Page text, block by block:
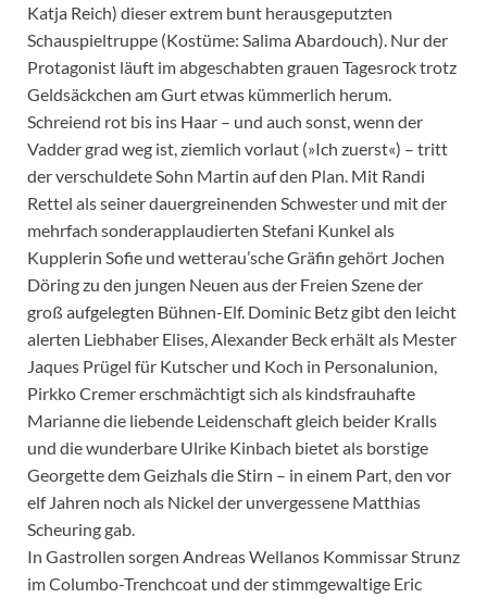
Katja Reich) dieser extrem bunt herausgeputzten
Schauspieltruppe (Kostüme: Salima Abardouch). Nur der
Protagonist läuft im abgeschabten grauen Tagesrock trotz
Geldsäckchen am Gurt etwas kümmerlich herum.
Schreiend rot bis ins Haar – und auch sonst, wenn der
Vadder grad weg ist, ziemlich vorlaut (»Ich zuerst«) – tritt
der verschuldete Sohn Martin auf den Plan. Mit Randi
Rettel als seiner dauergreinenden Schwester und mit der
mehrfach sonderapplaudierten Stefani Kunkel als
Kupplerin Sofie und wetterau’sche Gräfin gehört Jochen
Döring zu den jungen Neuen aus der Freien Szene der
groß aufgelegten Bühnen-Elf. Dominic Betz gibt den leicht
alerten Liebhaber Elises, Alexander Beck erhält als Mester
Jaques Prügel für Kutscher und Koch in Personalunion,
Pirkko Cremer erschmächtigt sich als kindsfrauhafte
Marianne die liebende Leidenschaft gleich beider Kralls
und die wunderbare Ulrike Kinbach bietet als borstige
Georgette dem Geizhals die Stirn – in einem Part, den vor
elf Jahren noch als Nickel der unvergessene Matthias
Scheuring gab.
In Gastrollen sorgen Andreas Wellanos Kommissar Strunz
im Columbo-Trenchcoat und der stimmgewaltige Eric